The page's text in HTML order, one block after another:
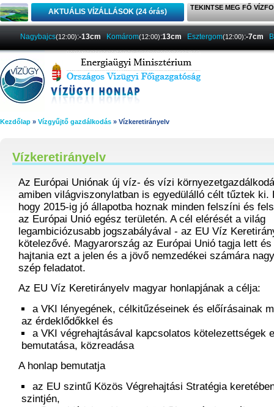
AKTUÁLIS VÍZÁLLÁSOK (24 órás) TEKINTSE MEG FŐ
Nagybajcs(12:00):-13cm Komárom(12:00):13cm Esztergom(12:00):-7cm
Kezdőlap » Vízgyűjtő gazdálkodás » Vízkeretirányelv
Vízkeretirányelv
Az Európai Uniónak új víz- és vízi
amiben világviszonylatban is egyedülálló célt tűztek ki.
hogy 2015-ig jó állapotba hoznak minden felszíni és
az Európai Unió egész területén. A cél elérését a világ
legambiciózusabb jogszabályával - az EU Víz
kötelezővé. Magyarország az Európai Unió tagja lett
hajtania ezt a jelen és a jövő nemzedékei számára
szép feladatot.
Az EU Víz Keretirányelv magyar honlapjának a célja:
a VKI lényegének, célkitűzéseinek és előírásainak
az érdeklődőkkel és
a VKI végrehajtásával kapcsolatos kötelezettségek
bemutatása, közreadása
A honlap bemutatja
az EU szintű Közös Végrehajtási Stratégia
szintjén,